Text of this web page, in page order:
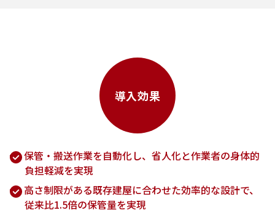
導入効果
保管・搬送作業を自動化し、省人化と作業者の身体的
負担軽減を実現
高さ制限がある既存建屋に合わせた効率的な設計で、
従来比1.5倍の保管量を実現